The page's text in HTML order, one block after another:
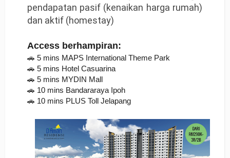
pendapatan pasif (kenaikan harga rumah)
dan aktif (homestay)
Access berhampiran:
🚗 5 mins MAPS International Theme Park
🚗 5 mins Hotel Casuarina
🚗 5 mins MYDIN Mall
🚗 10 mins Bandararaya Ipoh
🚗 10 mins PLUS Toll Jelapang